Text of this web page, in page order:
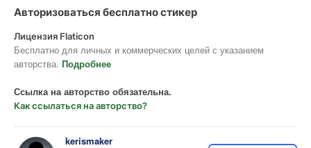
Авторизоваться бесплатно стикер
Лицензия Flaticon
Бесплатно для личных и коммерческих целей с указанием
авторства. Подробнее
Ссылка на авторство обязательна.
Как ссылаться на авторство?
kerismaker